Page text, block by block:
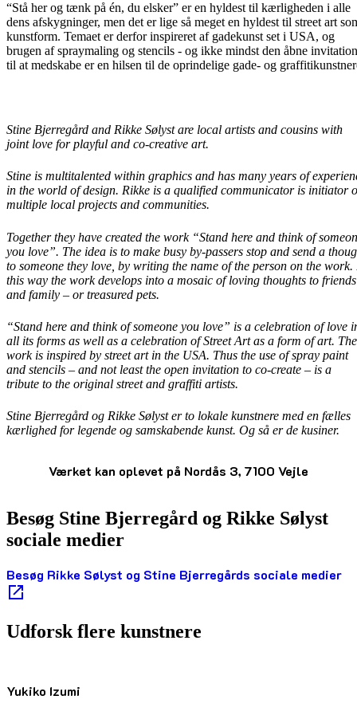
“Stå her og tænk på én, du elsker” er en hyldest til kærligheden i alle
dens afskygninger, men det er lige så meget en hyldest til street art
kunstform. Temaet er derfor inspireret af gadekunst set i USA, og
brugen af spraymaling og stencils - og ikke mindst den åbne invitation
til at medskabe er en hilsen til de oprindelige gade- og
Stine Bjerregård and Rikke Sølyst are local artists and cousins with
joint love for playful and co-creative art.
Stine is multitalented within graphics and has many years of
in the world of design. Rikke is a qualified communicator is initiator
multiple local projects and communities.
Together they have created the work “Stand here and think of
you love”. The idea is to make busy by-passers stop and send a
to someone they love, by writing the name of the person on the work.
this way the work develops into a mosaic of loving thoughts to friends
and family – or treasured pets.
“Stand here and think of someone you love” is a celebration of love
all its forms as well as a celebration of Street Art as a form of art. The
work is inspired by street art in the USA. Thus the use of spray paint
and stencils – and not least the open invitation to co-create – is a
tribute to the original street and graffiti artists.
Stine Bjerregård og Rikke Sølyst er to lokale kunstnere med en fælles
kærlighed for legende og samskabende kunst. Og så er de kusiner.
Værket kan oplevet på Nordås 3, 7100 Vejle
Besøg Stine Bjerregård og Rikke Sølyst
sociale medier
Besøg Rikke Sølyst og Stine Bjerregårds sociale medier
Udforsk flere kunstnere
Yukiko Izumi